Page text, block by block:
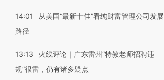
14:01
从美国“最新十佳”看纯财富管理公司发展
路径
13:13
火线评论｜广东雷州“特教老师招聘违
规”很雷，仍有诸多疑点